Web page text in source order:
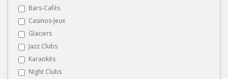
Bars-Cafés
Casinos-Jeux
Glaciers
Jazz Clubs
Karaokés
Night Clubs